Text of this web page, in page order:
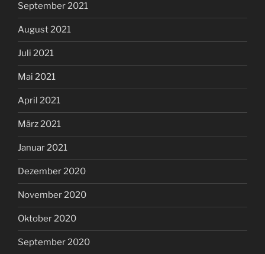
September 2021
August 2021
Juli 2021
Mai 2021
April 2021
März 2021
Januar 2021
Dezember 2020
November 2020
Oktober 2020
September 2020